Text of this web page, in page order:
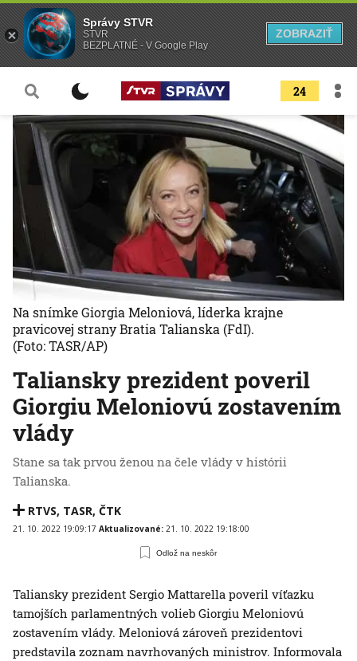
24
Taliansky prezident poveril
Giorgiu Meloniovú zostavením
vlády
Stane sa tak prvou ženou na čele vlády v histórii
Talianska.
RTVS, TASR, ČTK
21. 10. 2022 19:09:17 Aktualizované: 21. 10. 2022 19:18:00
Odlož na neskôr
Na snímke Giorgia Meloniová, líderka krajne
pravicovej strany Bratia Talianska (FdI).
(Foto: TASR/AP)
Taliansky prezident Sergio Mattarella poveril víťazku
tamojších parlamentných volieb Giorgiu Meloniovú
zostavením vlády. Meloniová zároveň prezidentovi
predstavila zoznam navrhovaných ministrov. Informovala
Správy STVR
STVR
BEZPLATNÉ - V Google Play
ZOBRAZIŤ